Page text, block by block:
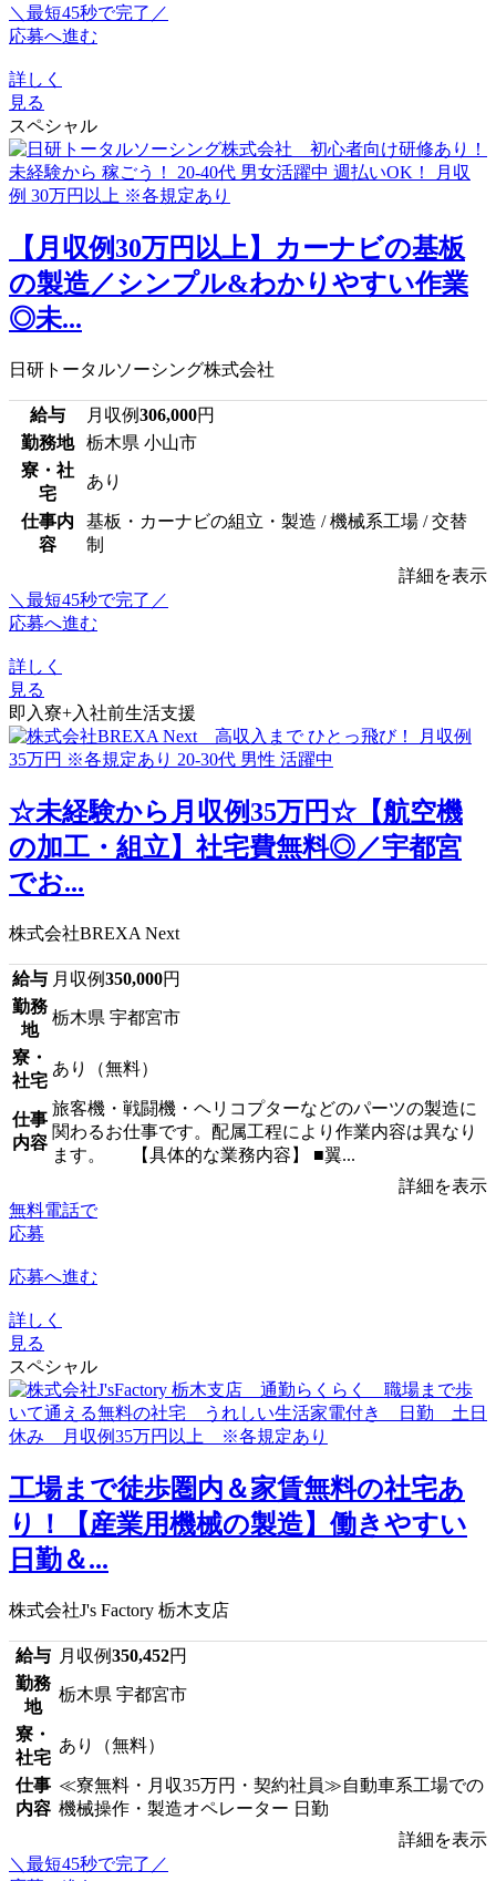
＼最短45秒で完了／
応募へ進む
詳しく
見る
スペシャル
【月収例30万円以上】カーナビの基板
の製造／シンプル&わかりやすい作業
◎未...
日研トータルソーシング株式会社
給与 月収例306,000円
勤務地
栃木県 小山市
寮・社
宅
あり
仕事内
容
基板・カーナビの組立・製造 / 機械系工場 / 交替
制
詳細を表示
＼最短45秒で完了／
応募へ進む
詳しく
見る
即入寮+入社前生活支援
☆未経験から月収例35万円☆【航空機
の加工・組立】社宅費無料◎／宇都宮
でお...
株式会社BREXA Next
給与 月収例350,000円
勤務
地
栃木県 宇都宮市
寮・
社宅
あり（無料）
仕事
内容
旅客機・戦闘機・ヘリコプターなどのパーツの製造に
関わるお仕事です。配属工程により作業内容は異なり
ます。 【具体的な業務内容】 ■翼...
詳細を表示
無料電話で
応募
応募へ進む
詳しく
見る
スペシャル
工場まで徒歩圏内＆家賃無料の社宅あ
り！【産業用機械の製造】働きやすい
日勤＆...
株式会社J's Factory 栃木支店
給与 月収例350,452円
勤務
地
栃木県 宇都宮市
寮・
社宅
あり（無料）
仕事
内容
≪寮無料・月収35万円・契約社員≫自動車系工場での
機械操作・製造オペレーター 日勤
詳細を表示
＼最短45秒で完了／